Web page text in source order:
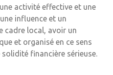
activité effective et une
influence et un
cadre local, avoir un
et organisé en ce sens
financière sérieuse.